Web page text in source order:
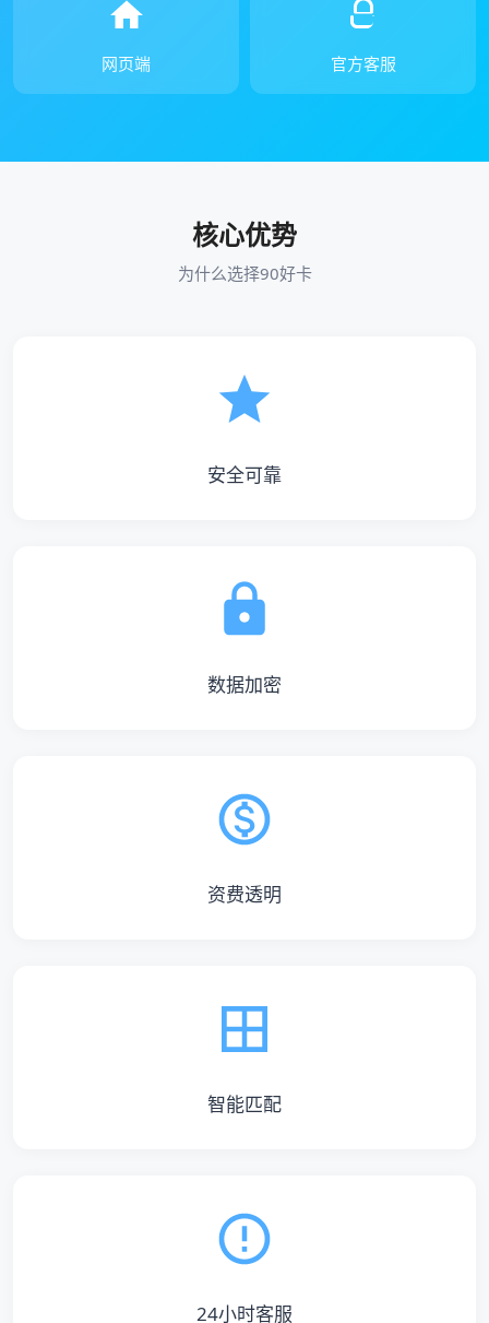
网页端 官方客服
核心优势
为什么选择90好卡
安全可靠
数据加密
资费透明
智能匹配
24小时客服